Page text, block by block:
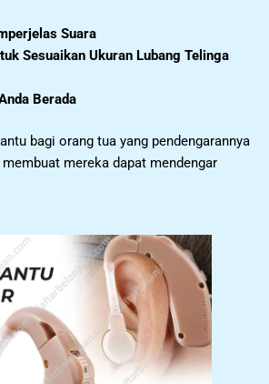
Suara
Sesuaikan Ukuran Lubang Telinga
Berada
bagi orang tua yang pendengarannya
mereka dapat mendengar